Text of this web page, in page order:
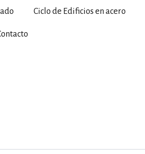
Ciclo de Edificios en acero